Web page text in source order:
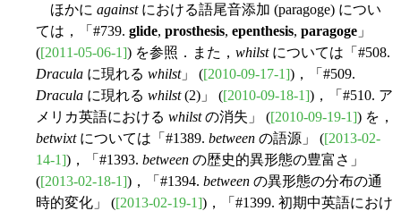
ほかに againstにおける語尾音添加 (paragoge) につい
ては，「#739. glide, prosthesis, epenthesis, paragoge 」
([2011-05-06-1]) を参照．また， whilstについては「#508.
Dracula に現れる whilst」 ([2010-09-17-1])，「#509.
Dracula に現れる whilst(2)」 ([2010-09-18-1])，「#510. ア
メリカ英語における whilstの消失」 ([2010-09-19-1]) を，
betwixtについては「#1389. between の語源」 ([2013-02-
14-1])，「#1393. between の歴史的異形態の豊富さ」
([2013-02-18-1])，「#1394. between の異形態の分布の通
時的変化」 ([2013-02-19-1])，「#1399. 初期中英語におけ